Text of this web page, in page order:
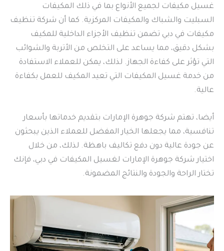
غسيل مكيفات لجميع الأنواع بما في ذلك المكيفات
السبليت والشباك والمكيفات المركزية. كما أن شركة تنظيف
مكيفات في دبي تضمن تنظيف الأجزاء الداخلية للمكيف
بشكل دقيق، مما يساعد على التخلص من الأتربة والشوائب
التي تؤثر على كفاءة الجهاز. لذلك، يمكن للعملاء الاستفادة
من خدمة غسيل المكيفات التي تعيد المكيف للعمل بكفاءة
عالية.
أيضا، تهتم شركة جوهرة الإمارات بتقديم خدماتها بأسعار
تنافسية، مما يجعلها الخيار المفضل للعملاء الذين يبحثون
عن جودة عالية دون دفع تكاليف باهظة. لذلك، من خلال
اختيار شركة جوهرة الإمارات لغسيل المكيفات في دبي، فإنك
تختار الراحة والجودة والنتائج المضمونة.